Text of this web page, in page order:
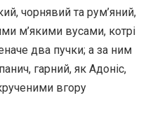
чорнявий та рум’яний,
м’якими вусами, котрі
два пучки; а за ним
гарний, як Адоніс,
вгору